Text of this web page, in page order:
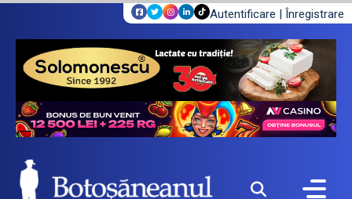
Autentificare | Înregistrare